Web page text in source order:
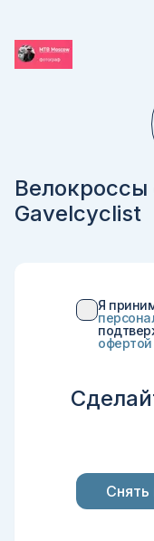
Велокроссы
Gavelcyclist
Я
офертой